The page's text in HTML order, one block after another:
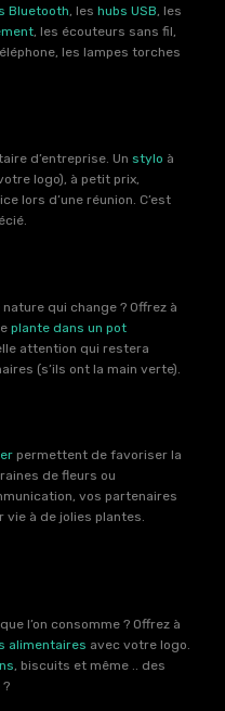
Bluetooth, les hubs USB, les
, les écouteurs sans fil,
les lampes torches
d’entreprise. Un stylo à
logo), à petit prix,
lors d’une réunion. C’est
qui change ? Offrez à
plante dans un pot
attention qui restera
(s’ils ont la main verte).
permettent de favoriser la
de fleurs ou
vos partenaires
vie à de jolies plantes.
l’on consomme ? Offrez à
alimentaires avec votre logo.
, biscuits et même .. des